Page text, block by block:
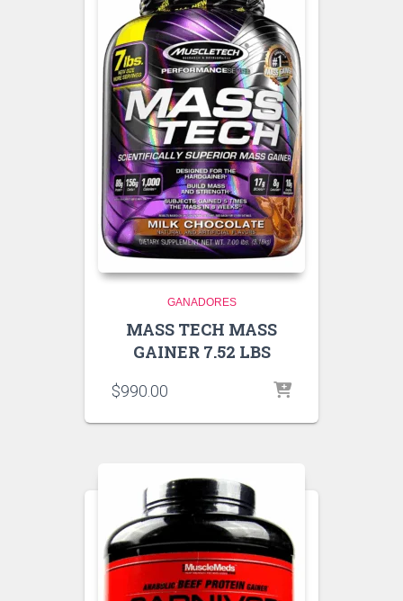
GANADORES
MASS TECH MASS
GAINER 7.52 LBS
$990.00